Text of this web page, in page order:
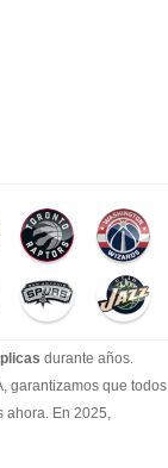
durante años.
garantizamos que todos
ahora. En 2025,